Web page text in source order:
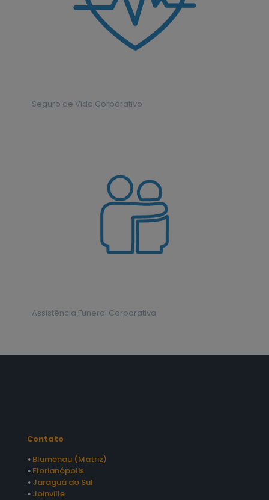
Seguro de Vida Corporativo
Assistência Funeral Corporativa
Contato
» Blumenau (Matriz)
» Florianópolis
» Jaraguá do Sul
» Joinville